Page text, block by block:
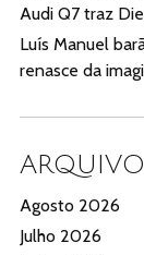
Audi Q7 traz
Luís Manuel
renasce da
ARQUIVO
Agosto 2026
Julho 2026